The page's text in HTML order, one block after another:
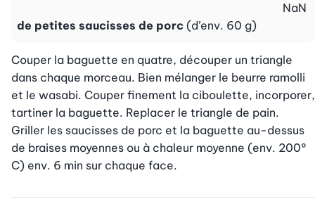
de petites saucisses de porc (d’env. 60 g)
NaN
Couper la baguette en quatre, découper un triangle
dans chaque morceau. Bien mélanger le beurre ramolli
et le wasabi. Couper finement la ciboulette, incorporer,
tartiner la baguette. Replacer le triangle de pain.
Griller les saucisses de porc et la baguette au-dessus
de braises moyennes ou à chaleur moyenne (env. 200°
C) env. 6 min sur chaque face.